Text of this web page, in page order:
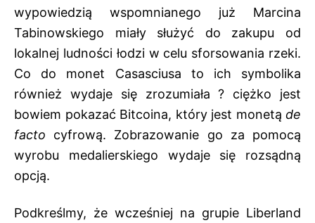
wypowiedzią wspomnianego już Marcina
Tabinowskiego miały służyć do zakupu od
lokalnej ludności łodzi w celu sforsowania rzeki.
Co do monet Casasciusa to ich symbolika
również wydaje się zrozumiała ? ciężko jest
bowiem pokazać Bitcoina, który jest monetą de
facto cyfrową. Zobrazowanie go za pomocą
wyrobu medalierskiego wydaje się rozsądną
opcją.
Podkreślmy, że wcześniej na grupie Liberland